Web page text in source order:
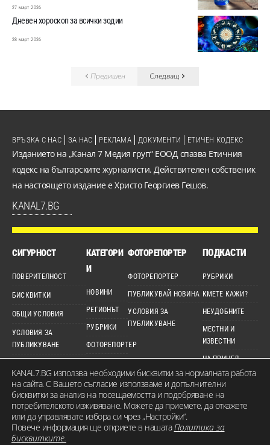
27 март 2026
Дневен хороскоп за всички зодии
28 март 2026
Предишен Следващ
Изданието на „Канал 7 Медия груп“ ЕООД спазва Етичния
кодекс на българските журналисти. Действителен собственик
на настоящето издание е Христо Георгиев Гешов.
KANAL7.BG
ВРЪЗКА С НАС ЗА НАС РЕКЛАМА ДОКУМЕНТИ ЕТИЧЕН КОДЕКС
СИГУРНОСТ
ПОВЕРИТЕЛНОСТ
БИСКВИТКИ
ОБЩИ УСЛОВИЯ
УСЛОВИЯ ЗА
ПУБЛИКУВАНЕ
КАРТА НА САЙТА
КАТЕГОРИ
И
НОВИНИ
РЕГИОНЪТ
РУБРИКИ
ФОТОРЕПОРТЕР
ФОТОРЕПОРТЕР
ФОТОРЕПОРТЕР
ПУБЛИКУВАЙ НОВИНА
УСЛОВИЯ ЗА
ПУБЛИКУВАНЕ
ПОДКАСТИ
РУБРИКИ
КМЕТЕ КАЖИ?
НЕУДОБНИТЕ
МЕСТНИ И
ИЗВЕСТНИ
НА ПРИЦЕЛ
© 2026 KANAL7.BG – МЕСТЕН ГЛАС. Всички права запазени. Съдържанието на
KANAL7.BG използва необходими бисквитки за нормалната работа
на сайта. С Вашето съгласие използваме и допълнителни
бисквитки за анализ на посещаемостта и подобряване на
потребителското изживяване. Можете да приемете, да откажете
или да управлявате избора си чрез „Настройки“.
Повече информация ще откриете в нашатаПолитика за
бисквитките.